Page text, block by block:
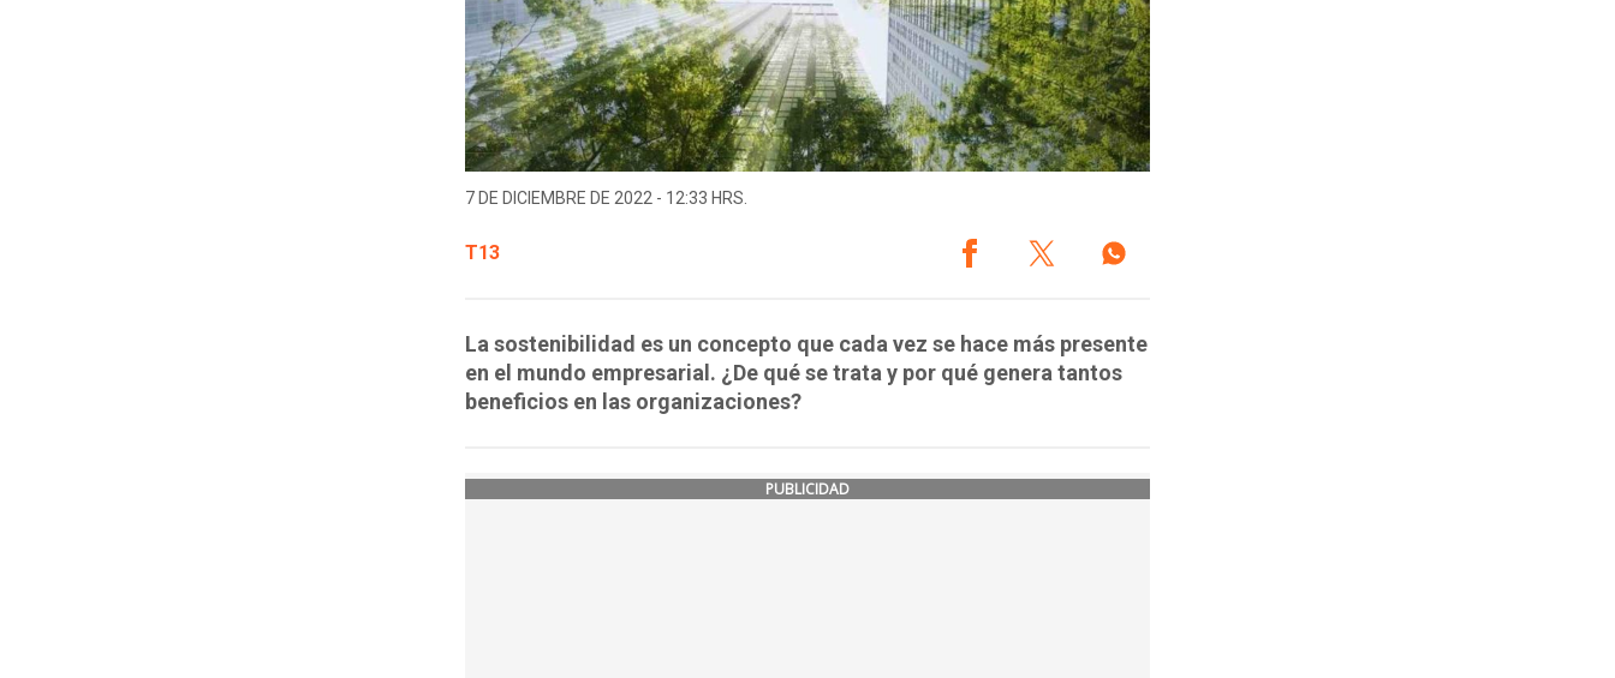
7 DE DICIEMBRE DE 2022 - 12:33 HRS.
T13
La sostenibilidad es un concepto que cada vez se hace más presente
en el mundo empresarial. ¿De qué se trata y por qué genera tantos
beneficios en las organizaciones?
PUBLICIDAD